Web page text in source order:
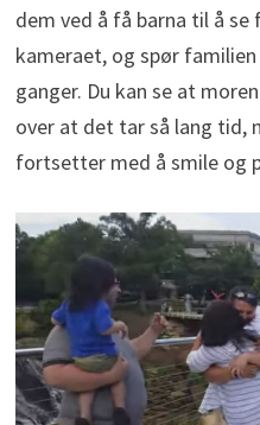
dem ved å få barna til å
kameraet, og spør
ganger. Du kan se at
over at det tar så lang tid,
fortsetter med å smile og